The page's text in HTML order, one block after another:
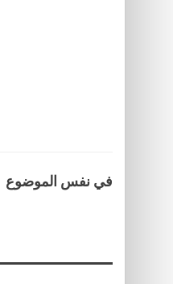
في نفس الموضوع